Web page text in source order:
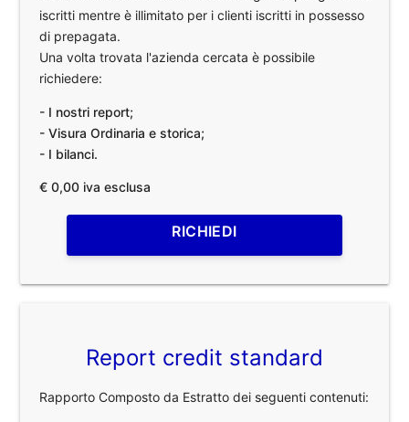
iscritti mentre è illimitato per i clienti iscritti in possesso
di prepagata.
Una volta trovata l'azienda cercata è possibile
richiedere:
- I nostri report;
- Visura Ordinaria e storica;
- I bilanci.
€ 0,00 iva esclusa
RICHIEDI
Report credit standard
Rapporto Composto da Estratto dei seguenti contenuti: